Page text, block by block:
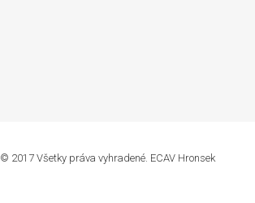
© 2017 Všetky práva vyhradené. ECAV Hronsek